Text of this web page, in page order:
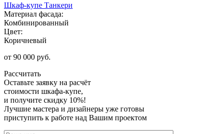
Шкаф-купе Танкери
Материал фасада:
Комбинированный
Цвет:
Коричневый
от 90 000 руб.
Рассчитать
Оставьте заявку на расчёт
стоимости шкафа-купе,
и получите скидку 10%!
Лучшие мастера и дизайнеры уже готовы
приступить к работе над Вашим проектом